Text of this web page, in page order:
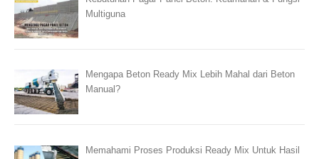
Multiguna
Mengapa Beton Ready Mix Lebih Mahal dari Beton
Manual?
Memahami Proses Produksi Ready Mix Untuk Hasil